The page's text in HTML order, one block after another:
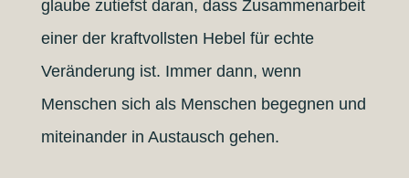
glaube zutiefst daran, dass Zusammenarbeit
einer der kraftvollsten Hebel für echte
Veränderung ist. Immer dann, wenn
Menschen sich als Menschen begegnen und
miteinander in Austausch gehen.